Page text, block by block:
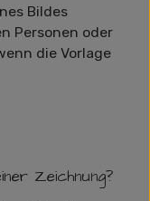
Bildes
Personen oder
die Vorlage
Zeichnung?